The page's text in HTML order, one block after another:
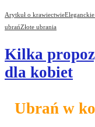
Arytkuł o krawiectwie
ubrańZłote ubrania
Kilka
dla kobiet
Ubrań w